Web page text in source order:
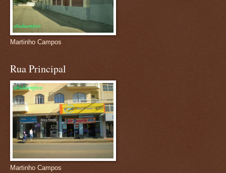
Martinho Campos
Rua Principal
Martinho Campos